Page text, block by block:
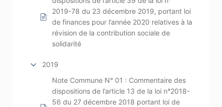
2019-78 du 23 décembre 2019, portant loi
de finances pour l’année 2020 relatives à la
révision de la contribution sociale de
solidarité
2019
Note Commune N° 01 : Commentaire des
dispositions de l’article 13 de la loi n°2018-
56 du 27 décembre 2018 portant loi de